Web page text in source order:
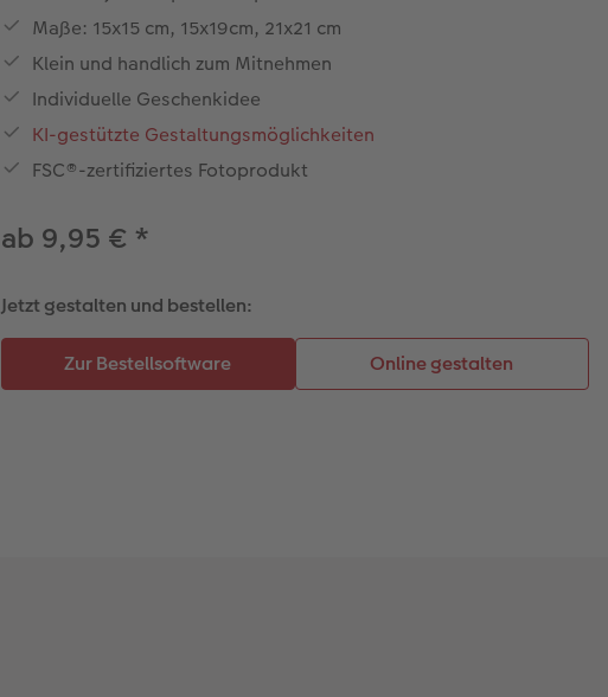
Maße: 15x15 cm, 15x19cm, 21x21 cm
Klein und handlich zum Mitnehmen
Individuelle Geschenkidee
KI-gestützte Gestaltungsmöglichkeiten
FSC®-zertifiziertes Fotoprodukt
ab 9,95 € *
Jetzt gestalten und bestellen: